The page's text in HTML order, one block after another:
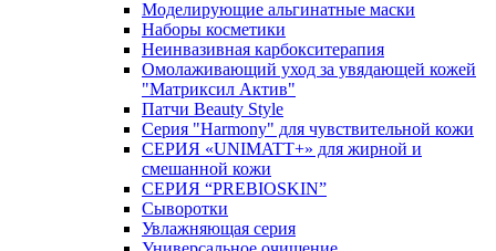
Моделирующие альгинатные маски
Наборы косметики
Неинвазивная карбокситерапия
Омолаживающий уход за увядающей кожей
"Матриксил Актив"
Патчи Beauty Style
Серия "Harmony" для чувствительной кожи
СЕРИЯ «UNIMATT+» для жирной и
смешанной кожи
СЕРИЯ “PREBIOSKIN”
Сыворотки
Увлажняющая серия